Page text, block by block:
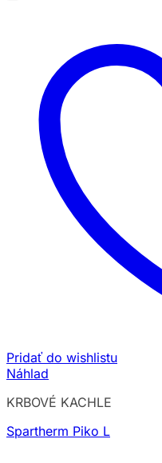
Pridať do wishlistu
Náhlad
KRBOVÉ KACHLE
Spartherm Piko L